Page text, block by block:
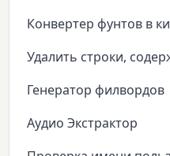
Конвертер фунтов в
Удалить строки,
Генератор филвордов
Аудио Экстрактор